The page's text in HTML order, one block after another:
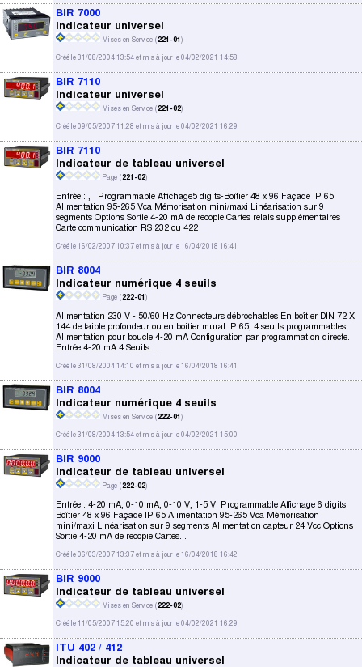
BIR 7000
Indicateur universel
Mises en Service (221-01 )
Créé le 31/08/2004 13:54 et mis à jour le 04/02/2021 14:58
BIR 7110
Indicateur universel
Mises en Service (221-02)
Créé le 09/05/2007 11:28 et mis à jour le 04/02/2021 16:29
BIR 7110
Indicateur de tableau universel
Page (221-02)
Entrée : , Programmable Affichage5 digits-Boîtier 48 x 96 Façade IP 65
Alimentation 95-265 Vca Mémorisation mini/maxi Linéarisation sur 9
segments Options Sortie 4-20 mA de recopie Cartes relais supplémentaires
Carte communication RS 232 ou 422
Créé le 16/02/2007 10:37 et mis à jour le 16/04/2018 16:41
BIR 8004
Indicateur numérique 4 seuils
Page (222-01 )
Alimentation 230 V - 50/60 Hz Connecteurs débrochables En boîtier DIN 72 X
144 de faible profondeur ou en boitier mural IP 65, 4 seuils programmables
Alimentation pour boucle 4-20 mA Configuration par programmation directe.
Entrée 4-20 mA 4 Seuils...
Créé le 31/08/2004 14:10 et mis à jour le 16/04/2018 16:41
BIR 8004
Indicateur numérique 4 seuils
Mises en Service (222-01 )
Créé le 31/08/2004 13:54 et mis à jour le 04/02/2021 15:00
BIR 9000
Indicateur de tableau universel
Page (222-02)
Entrée : 4-20 mA, 0-10 mA, 0-10 V, 1-5 V Programmable Affichage 6 digits
Boîtier 48 x 96 Façade IP 65 Alimentation 95-265 Vca Mémorisation
mini/maxi Linéarisation sur 9 segments Alimentation capteur 24 Vcc Options
Sortie 4-20 mA de recopie Cartes...
Créé le 06/03/2007 13:37 et mis à jour le 16/04/2018 16:42
BIR 9000
Indicateur de tableau universel
Mises en Service (222-02)
Créé le 11/05/2007 15:20 et mis à jour le 04/02/2021 16:29
ITU 402 / 412
Indicateur de tableau universel